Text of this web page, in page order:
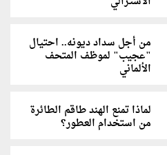
من أجل سداد ديونه.. احتيال
"عجيب" لموظف المتحف
الألماني
لماذا تمنع الهند طاقم الطائرة
من استخدام العطور؟